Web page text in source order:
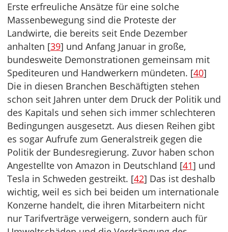
Erste erfreuliche Ansätze für eine solche
Massenbewegung sind die Proteste der
Landwirte, die bereits seit Ende Dezember
anhalten [39] und Anfang Januar in große,
bundesweite Demonstrationen gemeinsam mit
Spediteuren und Handwerkern mündeten. [40]
Die in diesen Branchen Beschäftigten stehen
schon seit Jahren unter dem Druck der Politik und
des Kapitals und sehen sich immer schlechteren
Bedingungen ausgesetzt. Aus diesen Reihen gibt
es sogar Aufrufe zum Generalstreik gegen die
Politik der Bundesregierung. Zuvor haben schon
Angestellte von Amazon in Deutschland [41] und
Tesla in Schweden gestreikt. [42] Das ist deshalb
wichtig, weil es sich bei beiden um internationale
Konzerne handelt, die ihren Mitarbeitern nicht
nur Tarifverträge verweigern, sondern auch für